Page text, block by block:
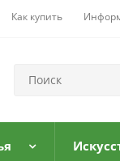
Как купить